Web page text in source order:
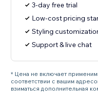
3-day free trial
Low-cost pricing
Styling
Support & live chat
* Цена не включает
соответствии с вашим
взиматься дополнительная